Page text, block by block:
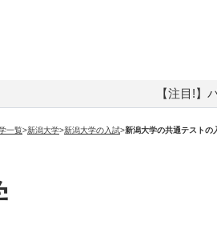
【注目!】
一覧>新潟大学>新潟大学の入試>新潟大学の共通テストの